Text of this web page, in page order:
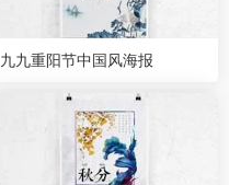
九九重阳节中国风海报